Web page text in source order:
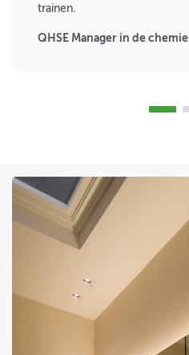
trainen.
QHSE Manager in de chemie